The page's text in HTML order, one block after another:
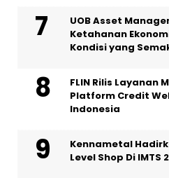
UOB Asset
Ketahanan
Kondisi yang
FLIN Rilis Layanan
Platform Credit
Indonesia
Kennametal
Level Shop Di IMTS